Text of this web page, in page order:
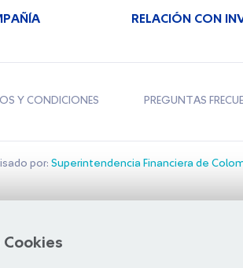
RELACIÓN CON
Y CONDICIONES PREGUNTAS
por: Superintendencia Financiera de